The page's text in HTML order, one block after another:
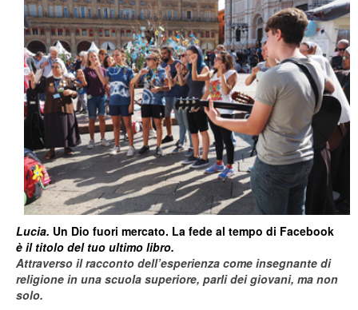
Lucia. Un Dio fuori mercato. La fede al tempo di Facebook
è il titolo del tuo ultimo libro.
Attraverso il racconto dell’esperienza come insegnante di
religione in una scuola superiore, parli dei giovani, ma non
solo.